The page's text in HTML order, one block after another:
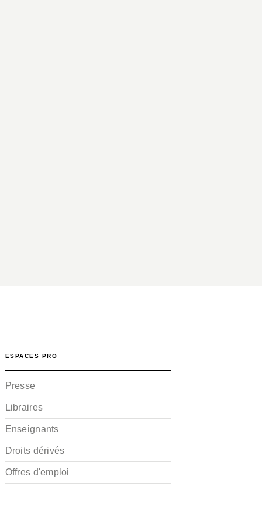
ESPACES PRO
Presse
Libraires
Enseignants
Droits dérivés
Offres d'emploi